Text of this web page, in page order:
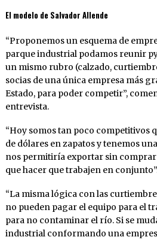
El modelo de Salvador Allende
“Proponemos un esquema de
parque industrial podamos reunir
un mismo rubro (calzado,
socias de una única empresa más
Estado, para poder competir”,
entrevista.
“Hoy somos tan poco competitivos
de dólares en zapatos y tenemos
nos permitiría exportar sin
que hacer que trabajen en
“La misma lógica con las
no pueden pagar el equipo para el
para no contaminar el río. Si se
industrial conformando una